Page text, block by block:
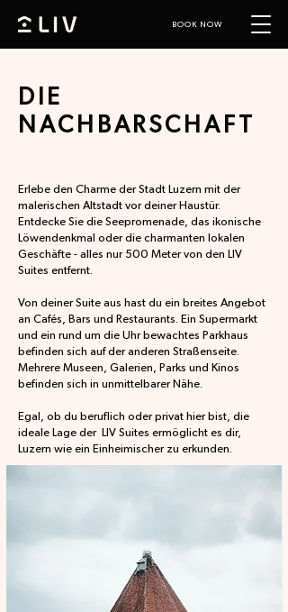
BOOK NOW
DIE
NACHBARSCHAFT
Erlebe den Charme der Stadt Luzern mit der
malerischen Altstadt vor deiner Haustür.
Entdecke Sie die Seepromenade, das ikonische
Löwendenkmal oder die charmanten lokalen
Geschäfte - alles nur 500 Meter von den LIV
Suites entfernt.
Von deiner Suite aus hast du ein breites Angebot
an Cafés, Bars und Restaurants. Ein Supermarkt
und ein rund um die Uhr bewachtes Parkhaus
befinden sich auf der anderen Straßenseite.
Mehrere Museen, Galerien, Parks und Kinos
befinden sich in unmittelbarer Nähe.
Egal, ob du beruflich oder privat hier bist, die
ideale Lage der LIV Suites ermöglicht es dir,
Luzern wie ein Einheimischer zu erkunden.